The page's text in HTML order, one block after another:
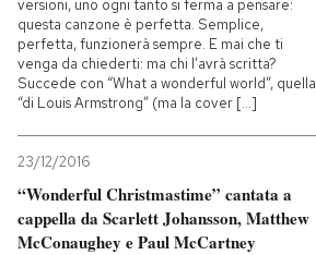
Entra
versioni, uno ogni tanto si ferma a pensare:
questa canzone è perfetta. Semplice,
perfetta, funzionerà sempre. E mai che ti
venga da chiederti: ma chi l’avrà scritta?
Succede con “What a wonderful world”, quella
“di Louis Armstrong” (ma la cover [...]
23/12/2016
“Wonderful Christmastime” cantata a
cappella da Scarlett Johansson, Matthew
McConaughey e Paul McCartney